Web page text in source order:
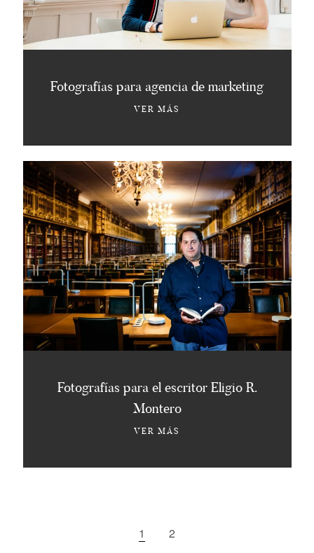
Fotografías para agencia de marketing
VER MÁS
Fotografías para el escritor Eligio R.
Montero
VER MÁS
1 2